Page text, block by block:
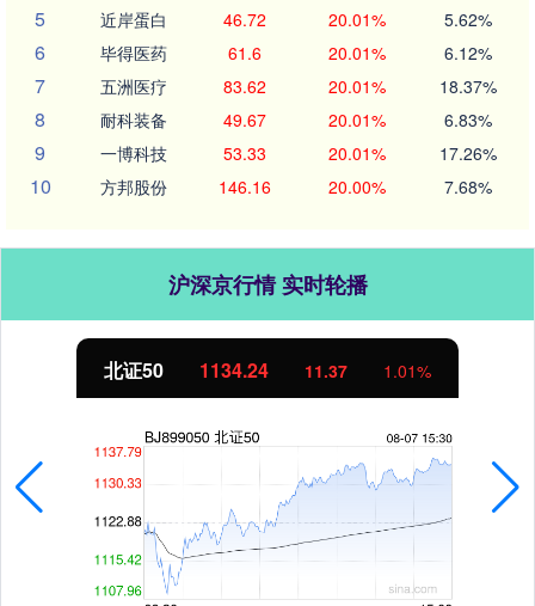
5 近岸蛋白 46.72 20.01% 5.62%
6 毕得医药 61.6 20.01% 6.12%
7 五洲医疗 83.62 20.01% 18.37%
8 耐科装备 49.67 20.01% 6.83%
9 一博科技 53.33 20.01% 17.26%
10 方邦股份 146.16 20.00% 7.68%
沪深京行情 实时轮播
北证50 1134.24 11.37 1.01%